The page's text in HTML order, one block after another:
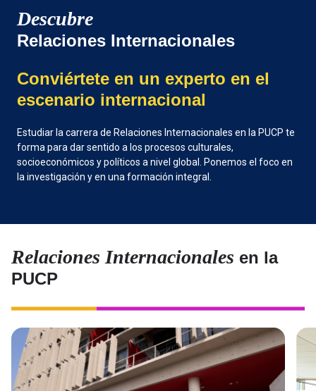
Descubre
Relaciones Internacionales
Conviértete en un experto en el
escenario internacional
Estudiar la carrera de Relaciones Internacionales en la PUCP te
forma para dar sentido a los procesos culturales,
socioeconómicos y políticos a nivel global. Ponemos el foco en
la investigación y en una formación integral.
Relaciones Internacionales en la
PUCP